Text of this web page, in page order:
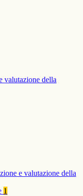
valutazione della
e valutazione della
1